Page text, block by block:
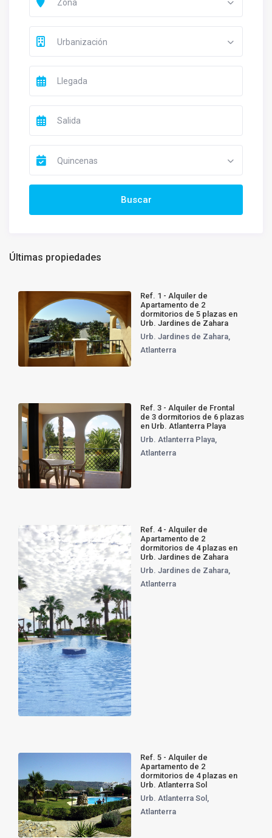
Zona
Urbanización
Quincenas
Últimas propiedades
Ref. 1 - Alquiler de
Apartamento de 2
dormitorios de 5 plazas en
Urb. Jardines de Zahara
Urb. Jardines de Zahara,
Atlanterra
Ref. 3 - Alquiler de Frontal
de 3 dormitorios de 6 plazas
en Urb. Atlanterra Playa
Urb. Atlanterra Playa
Atlanterra
Ref. 4 - Alquiler de
Apartamento de 2
dormitorios de 4 plazas en
Urb. Jardines de Zahara
Urb. Jardines de Zahara
Atlanterra
Ref. 5 - Alquiler de
Apartamento de 2
dormitorios de 4 plazas en
Urb. Atlanterra Sol
Urb. Atlanterra Sol
Atlanterra